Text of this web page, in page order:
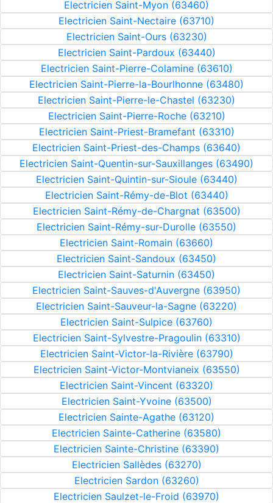
Electricien Saint-Myon (63460)
Electricien Saint-Nectaire (63710)
Electricien Saint-Ours (63230)
Electricien Saint-Pardoux (63440)
Electricien Saint-Pierre-Colamine (63610)
Electricien Saint-Pierre-la-Bourlhonne (63480)
Electricien Saint-Pierre-le-Chastel (63230)
Electricien Saint-Pierre-Roche (63210)
Electricien Saint-Priest-Bramefant (63310)
Electricien Saint-Priest-des-Champs (63640)
Electricien Saint-Quentin-sur-Sauxillanges (63490)
Electricien Saint-Quintin-sur-Sioule (63440)
Electricien Saint-Rémy-de-Blot (63440)
Electricien Saint-Rémy-de-Chargnat (63500)
Electricien Saint-Rémy-sur-Durolle (63550)
Electricien Saint-Romain (63660)
Electricien Saint-Sandoux (63450)
Electricien Saint-Saturnin (63450)
Electricien Saint-Sauves-d'Auvergne (63950)
Electricien Saint-Sauveur-la-Sagne (63220)
Electricien Saint-Sulpice (63760)
Electricien Saint-Sylvestre-Pragoulin (63310)
Electricien Saint-Victor-la-Rivière (63790)
Electricien Saint-Victor-Montvianeix (63550)
Electricien Saint-Vincent (63320)
Electricien Saint-Yvoine (63500)
Electricien Sainte-Agathe (63120)
Electricien Sainte-Catherine (63580)
Electricien Sainte-Christine (63390)
Electricien Sallèdes (63270)
Electricien Sardon (63260)
Electricien Saulzet-le-Froid (63970)